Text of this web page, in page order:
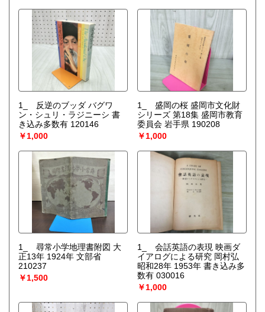
1_ 反逆のブッダ バグワ
ン・シュリ・ラジニーシ 書
き込み多数有 120146
￥1,000
1_ 盛岡の桜 盛岡市文化財
シリーズ 第18集 盛岡市教育
委員会 岩手県 190208
￥1,000
1_ 尋常小学地理書附図 大
正13年 1924年 文部省
210237
￥1,500
1_ 会話英語の表現 映画ダ
イアログによる研究 岡村弘
昭和28年 1953年 書き込み多
数有 030016
￥1,000